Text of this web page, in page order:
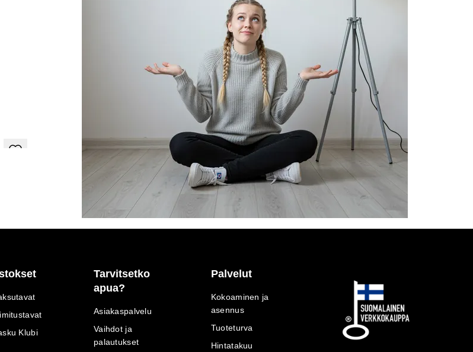
Klubi
Tarvitsetko
apua?
Asiakaspalvelu
Vaihdot ja
palautukset
Palvelut
Kokoaminen ja
asennus
Tuoteturva
Hintatakuu